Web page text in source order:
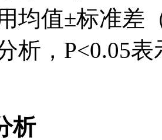
均值±标准差
析，P<0.05
析